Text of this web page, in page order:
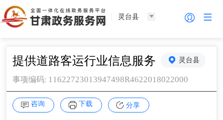
灵台县
提供道路客运行业信息服务 灵台县
事项编码: 11622723013947498R4622018022000
咨询 下载 分享